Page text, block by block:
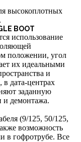
высокоплотных
BOOT
использование
положении, угол
их идеальными
и
дата-центрах
заданную
и демонтажа.
(9/125, 50/125,
возможность
в гофротрубе. Все